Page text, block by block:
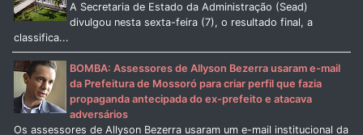
A Secretaria de Estado da Administração (Sead)
divulgou nesta sexta-feira (7), o resultado final, a
classifica...
BOMBA: Assessores de Allyson Bezerra usaram e-mail
da Prefeitura de Mossoró para criar perfil que fazia
propaganda antecipada do ex-prefeito e atacava
adversários
Os assessores de Allyson Bezerra usaram um e-mail institucional da